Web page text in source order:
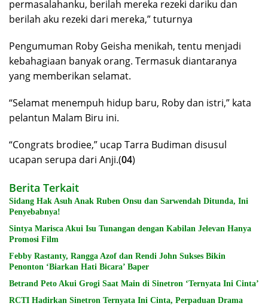
permasalahanku, berilah mereka rezeki dariku dan
berilah aku rezeki dari mereka,” tuturnya
Pengumuman Roby Geisha menikah, tentu menjadi
kebahagiaan banyak orang. Termasuk diantaranya
yang memberikan selamat.
“Selamat menempuh hidup baru, Roby dan istri,” kata
pelantun Malam Biru ini.
“Congrats brodiee,” ucap Tarra Budiman disusul
ucapan serupa dari Anji.(04)
Berita Terkait
Sidang Hak Asuh Anak Ruben Onsu dan Sarwendah Ditunda, Ini
Penyebabnya!
Sintya Marisca Akui Isu Tunangan dengan Kabilan Jelevan Hanya
Promosi Film
Febby Rastanty, Rangga Azof dan Rendi John Sukses Bikin
Penonton ‘Biarkan Hati Bicara’ Baper
Betrand Peto Akui Grogi Saat Main di Sinetron ‘Ternyata Ini Cinta’
RCTI Hadirkan Sinetron Ternyata Ini Cinta, Perpaduan Drama